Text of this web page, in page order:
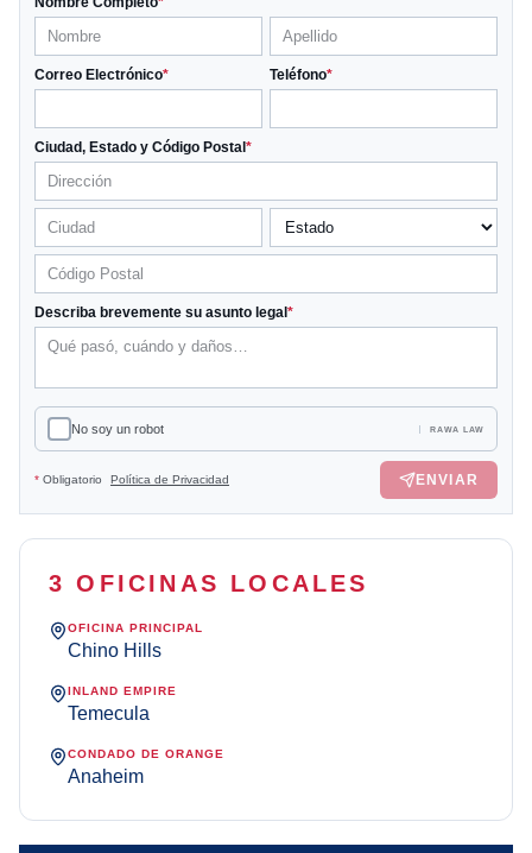
Correo Electrónico* Teléfono*
Ciudad, Estado y Código Postal *
Describa brevemente su asunto legal *
No soy un robot RAWA LAW
* Obligatorio Política de Privacidad ENVIAR
3 OFICINAS LOCALES
OFICINA PRINCIPAL
Chino Hills
INLAND EMPIRE
Temecula
CONDADO DE ORANGE
Anaheim